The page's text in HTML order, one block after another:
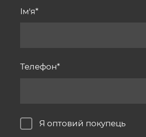
Ім'я
Телефон
Я оптовий покупець